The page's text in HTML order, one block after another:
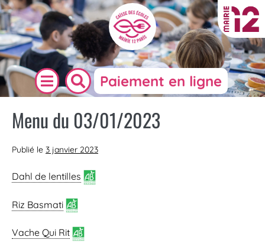
Paiement en ligne
Menu du 03/01/2023
Publié le 3 janvier 2023
Dahl de lentilles
Riz Basmati
Vache Qui Rit